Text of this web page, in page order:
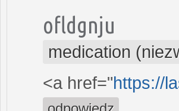
ofldgnju
medication
<a href="https://